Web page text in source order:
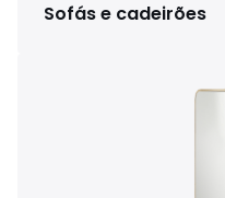
Sofás e cadeirões